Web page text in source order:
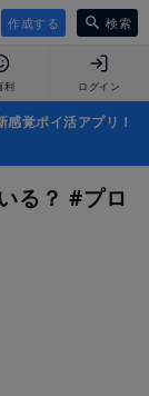
作成する 検索
利 ログイン
覚ポイ活アプリ！
る？ #プロ